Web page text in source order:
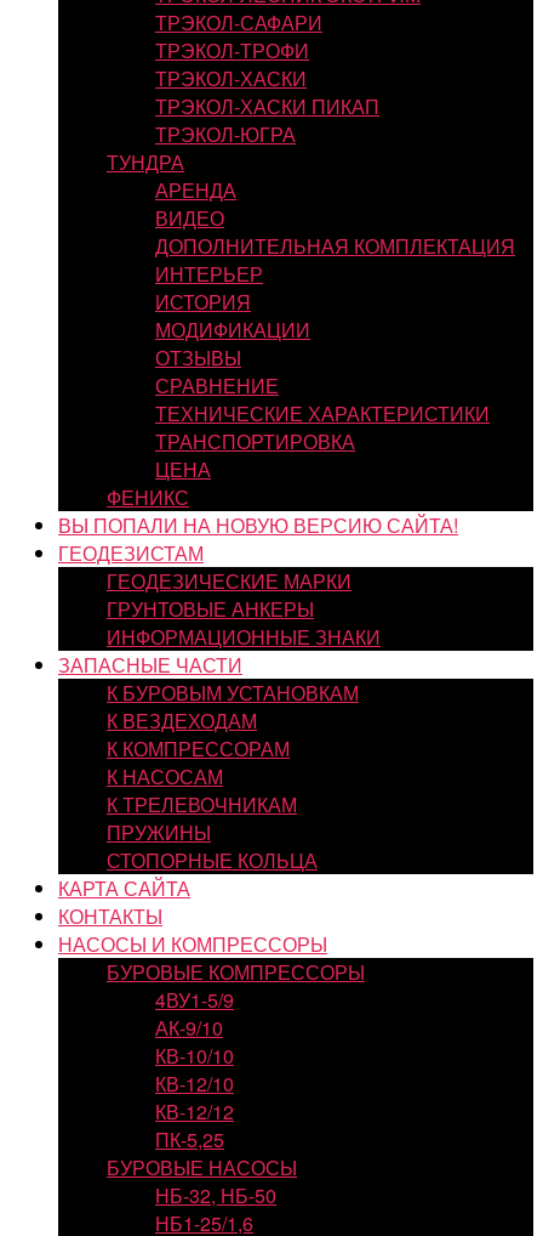
ТРЭКОЛ-САФАРИ
ТРЭКОЛ-ТРОФИ
ТРЭКОЛ-ХАСКИ
ТРЭКОЛ-ХАСКИ ПИКАП
ТРЭКОЛ-ЮГРА
ТУНДРА
АРЕНДА
ВИДЕО
ДОПОЛНИТЕЛЬНАЯ КОМПЛЕКТАЦИЯ
ИНТЕРЬЕР
ИСТОРИЯ
МОДИФИКАЦИИ
ОТЗЫВЫ
СРАВНЕНИЕ
ТЕХНИЧЕСКИЕ ХАРАКТЕРИСТИКИ
ТРАНСПОРТИРОВКА
ЦЕНА
ФЕНИКС
ВЫ ПОПАЛИ НА НОВУЮ ВЕРСИЮ САЙТА!
ГЕОДЕЗИСТАМ
ГЕОДЕЗИЧЕСКИЕ МАРКИ
ГРУНТОВЫЕ АНКЕРЫ
ИНФОРМАЦИОННЫЕ ЗНАКИ
ЗАПАСНЫЕ ЧАСТИ
К БУРОВЫМ УСТАНОВКАМ
К ВЕЗДЕХОДАМ
К КОМПРЕССОРАМ
К НАСОСАМ
К ТРЕЛЕВОЧНИКАМ
ПРУЖИНЫ
СТОПОРНЫЕ КОЛЬЦА
КАРТА САЙТА
КОНТАКТЫ
НАСОСЫ И КОМПРЕССОРЫ
БУРОВЫЕ КОМПРЕССОРЫ
4ВУ1-5/9
АК-9/10
КВ-10/10
КВ-12/10
КВ-12/12
ПК-5,25
БУРОВЫЕ НАСОСЫ
НБ-32, НБ-50
НБ1-25/1,6